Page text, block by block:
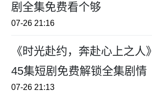
剧全集免费看个够
07-26 21:16
《时光赴约，奔赴心上之人》
45集短剧免费解锁全集剧情
07-26 21:13